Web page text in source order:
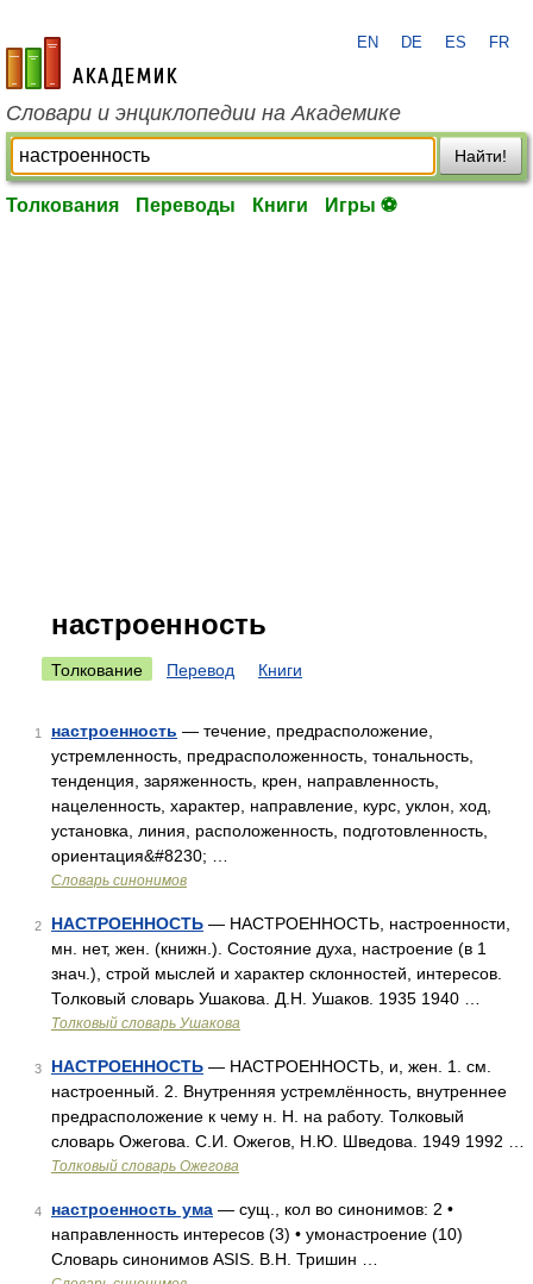
academic.ru
EN DE ES FR
Словари и энциклопедии на Академике
Найти!
Толкования Переводы Книги Игры ⚽
настроенность
Толкование Перевод Книги
1 настроенность — течение, предрасположение,
устремленность, предрасположенность, тональность,
тенденция, заряженность, крен, направленность,
нацеленность, характер, направление, курс, уклон, ход,
установка, линия, расположенность, подготовленность,
ориентация&#8230; …
Словарь синонимов
2 НАСТРОЕННОСТЬ — НАСТРОЕННОСТЬ, настроенности,
мн. нет, жен. (книжн.). Состояние духа, настроение (в 1
знач.), строй мыслей и характер склонностей, интересов.
Толковый словарь Ушакова. Д.Н. Ушаков. 1935 1940 …
Толковый словарь Ушакова
3 НАСТРОЕННОСТЬ — НАСТРОЕННОСТЬ, и, жен. 1. см.
настроенный. 2. Внутренняя устремлённость, внутреннее
предрасположение к чему н. Н. на работу. Толковый
словарь Ожегова. С.И. Ожегов, Н.Ю. Шведова. 1949 1992 …
Толковый словарь Ожегова
4 настроенность ума — сущ., кол во синонимов: 2 •
направленность интересов (3) • умонастроение (10)
Словарь синонимов ASIS. В.Н. Тришин …